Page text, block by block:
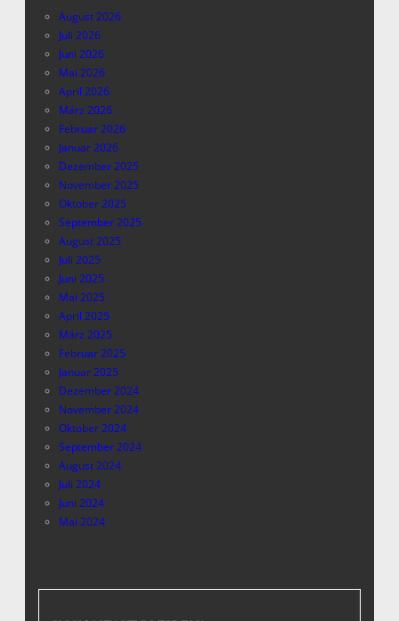
August 2026
Juli 2026
Juni 2026
Mai 2026
April 2026
März 2026
Februar 2026
Januar 2026
Dezember 2025
November 2025
Oktober 2025
September 2025
August 2025
Juli 2025
Juni 2025
Mai 2025
April 2025
März 2025
Februar 2025
Januar 2025
Dezember 2024
November 2024
Oktober 2024
September 2024
August 2024
Juli 2024
Juni 2024
Mai 2024